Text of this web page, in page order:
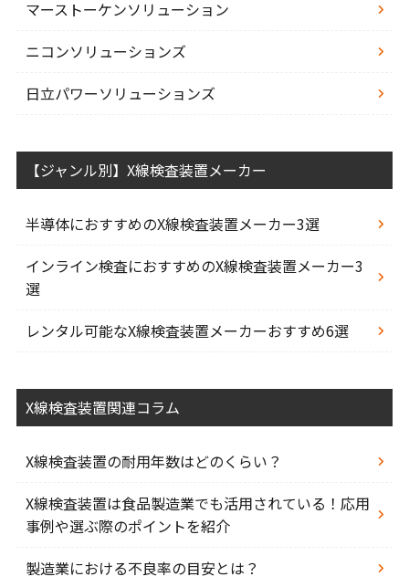
マーストーケンソリューション
ニコンソリューションズ
日立パワーソリューションズ
【ジャンル別】X線検査装置メーカー
半導体におすすめのX線検査装置メーカー3選
インライン検査におすすめのX線検査装置メーカー3
選
レンタル可能なX線検査装置メーカーおすすめ6選
X線検査装置関連コラム
X線検査装置の耐用年数はどのくらい？
X線検査装置は食品製造業でも活用されている！応用
事例や選ぶ際のポイントを紹介
製造業における不良率の目安とは？